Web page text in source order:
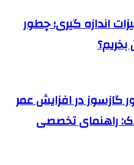
اندازه گیری؛ چطور
بخریم؟
در افزایش عمر
راهنمای تخصصی